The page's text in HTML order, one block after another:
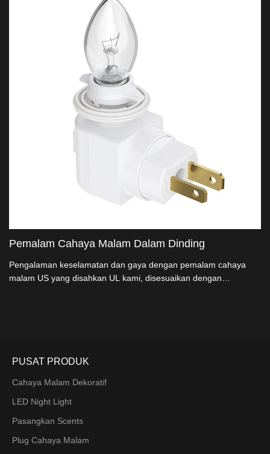
Pemalam Cahaya Malam Dalam Dinding
Pengalaman keselamatan dan gaya dengan pemalam cahaya
malam US yang disahkan UL kami, disesuaikan dengan
PUSAT PRODUK
Cahaya Malam Dekoratif
LED Night Light
Pasangkan Scents
Plug Cahaya Malam